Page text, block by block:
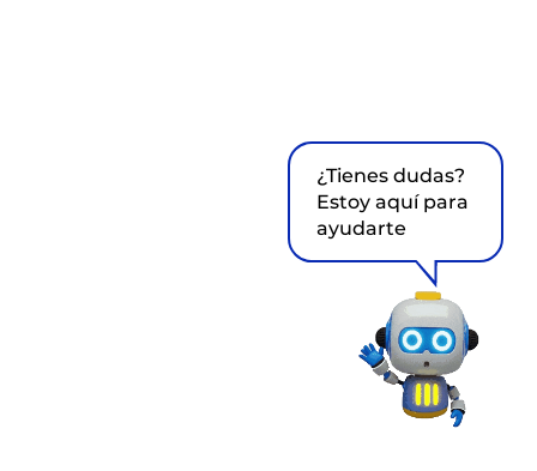
¿Tienes dudas?
Estoy aquí para
ayudarte